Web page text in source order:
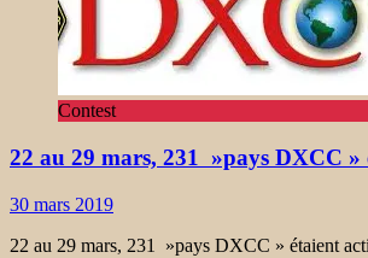
Contest
22 au 29 mars, 231 »pays DXCC »
30 mars 2019
22 au 29 mars, 231 »pays DXCC » étaient